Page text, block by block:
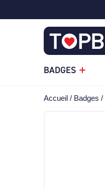
BADGES
Accueil Badges